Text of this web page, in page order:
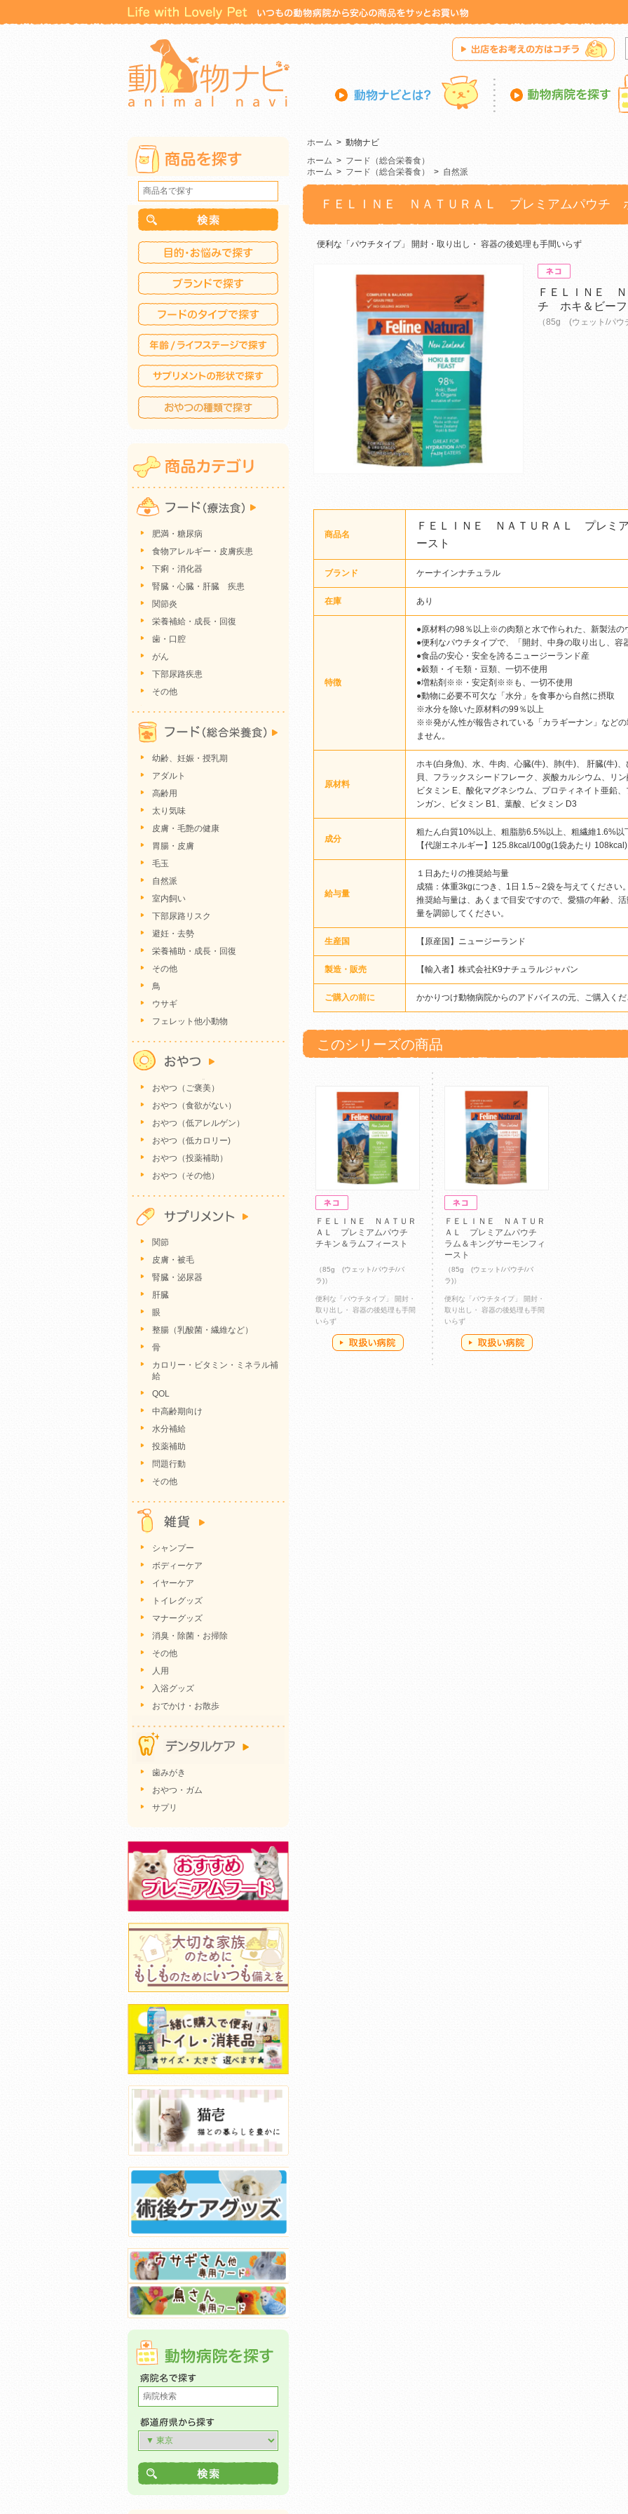
ホーム > 動物ナビ
ホーム > フード（総合栄養食）
ホーム > フード（総合栄養食） > 自然派
ＦＥＬＩＮＥ ＮＡＴＵＲＡＬ プレミアムパウチ
便利な「パウチタイプ」 開封・取り出し・ 容器の後処理も手間いらず
ＦＥＬＩＮＥ
チ ホキ＆ビーフ
（85g (ウェット/パウ
商品名
ＦＥＬＩＮＥ ＮＡＴＵＲＡＬ プレミ
ースト
ブランド ケーナインナチュラル
在庫 あり
特徴
●原材料の98％以上※の肉類と水で作られた、新製法の
●便利なパウチタイプで、「開封、中身の取り出し、容
●食品の安心・安全を誇るニュージーランド産
●穀類・イモ類・豆類、一切不使用
●増粘剤※※・安定剤※※も、一切不使用
●動物に必要不可欠な「水分」を食事から自然に摂取
※水分を除いた原材料の99％以上
※※発がん性が報告されている「カラギーナン」など
ません。
原材料
ホキ(白身魚)、水、牛肉、心臓(牛)、肺(牛)、 肝臓(牛)
貝、フラックスシードフレーク、炭酸カルシウム、リ
ビタミン E、酸化マグネシウム、プロティネイト亜鉛
ンガン、ビタミン B1、葉酸、ビタミン D3
成分
粗たん白質10%以上、粗脂肪6.5%以上、粗繊維1.6%以
【代謝エネルギー】125.8kcal/100g(1袋あたり 108kcal)
給与量
１日あたりの推奨給与量
成猫：体重3kgにつき、1日 1.5～2袋を与えてください
推奨給与量は、あくまで目安ですので、愛猫の年齢、
量を調節してください。
生産国 【原産国】ニュージーランド
製造・販売 【輸入者】株式会社K9ナチュラルジャパン
ご購入の前に かかりつけ動物病院からのアドバイスの元、ご購入く
このシリーズの商品
ＦＥＬＩＮＥ ＮＡＴＵＲ
ＡＬ プレミアムパウチ
チキン＆ラムフィースト
（85g (ウェット/パウチ/バ
ラ)）
便利な「パウチタイプ」 開封・
取り出し・ 容器の後処理も手間
いらず
ＦＥＬＩＮＥ ＮＡＴＵＲ
ＡＬ プレミアムパウチ
ラム＆キングサーモンフィ
ースト
（85g (ウェット/パウチ/バ
ラ)）
便利な「パウチタイプ」 開封・
取り出し・ 容器の後処理も手間
いらず
肥満・糖尿病
食物アレルギー・皮膚疾患
下痢・消化器
腎臓・心臓・肝臓 疾患
関節炎
栄養補給・成長・回復
歯・口腔
がん
下部尿路疾患
その他
幼齢、妊娠・授乳期
アダルト
高齢用
太り気味
皮膚・毛艶の健康
胃腸・皮膚
毛玉
自然派
室内飼い
下部尿路リスク
避妊・去勢
栄養補助・成長・回復
その他
鳥
ウサギ
フェレット他小動物
おやつ（ご褒美）
おやつ（食欲がない）
おやつ（低アレルゲン）
おやつ（低カロリー)
おやつ（投薬補助）
おやつ（その他）
関節
皮膚・被毛
腎臓・泌尿器
肝臓
眼
整腸（乳酸菌・繊維など）
骨
カロリー・ビタミン・ミネラル補
給
QOL
中高齢期向け
水分補給
投薬補助
問題行動
その他
シャンプー
ボディーケア
イヤーケア
トイレグッズ
マナーグッズ
消臭・除菌・お掃除
その他
人用
入浴グッズ
おでかけ・お散歩
歯みがき
おやつ・ガム
サプリ